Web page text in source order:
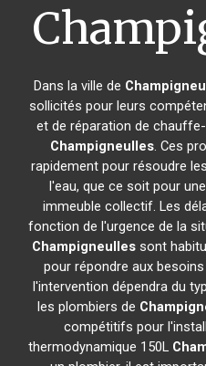
Dans la ville de
sollicités pour leurs
et de réparation de
Champigneulles. Ces
rapidement pour résoudre
l'eau, que ce soit pour
immeuble collectif. Les
fonction de l'urgence de la
Champigneulles sont
pour répondre aux
l'intervention dépendra du
les plombiers de
compétitifs pour
thermodynamique 150L